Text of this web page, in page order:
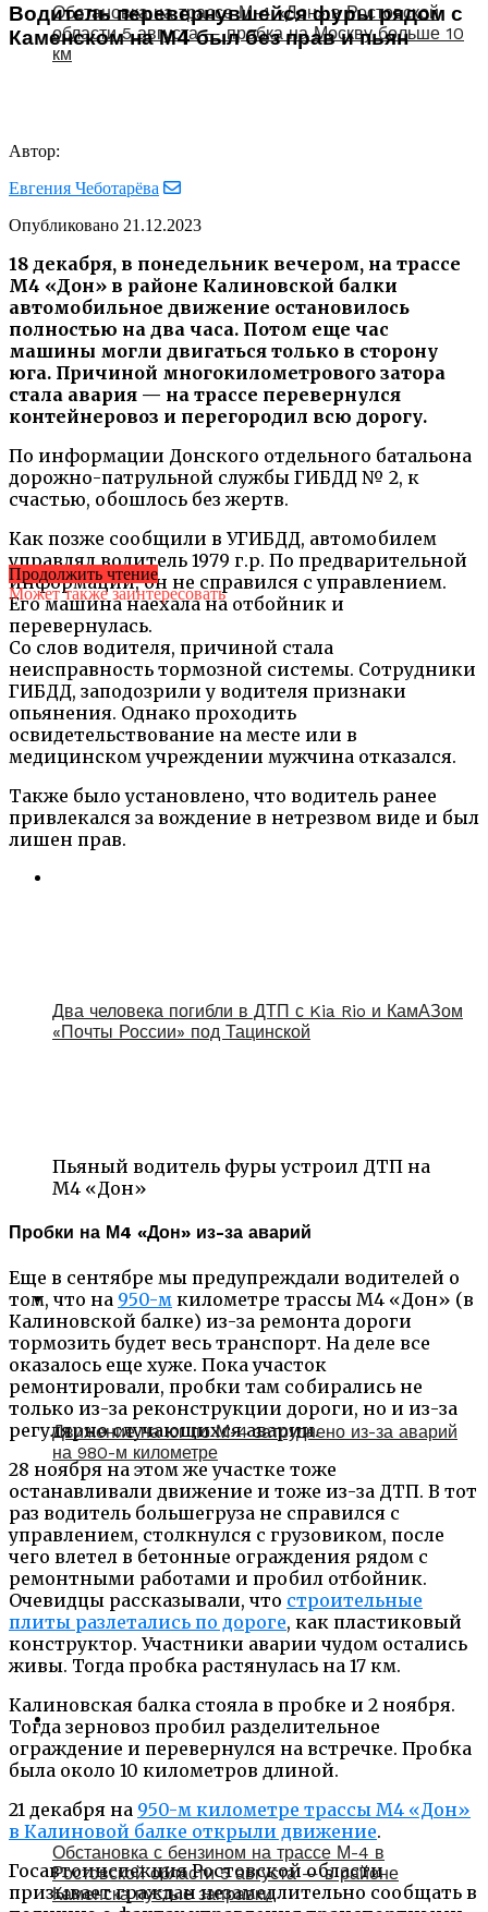
Обстановка на трассе М-4 «Дон» в Ростовской
области 5 августа — пробка на Москву больше 10
км
Водитель перевернувшейся фуры рядом с
Каменском на М4 был без прав и пьян
Автор:
Евгения Чеботарёва
Опубликовано 21.12.2023
18 декабря, в понедельник вечером, на трассе
М4 «Дон» в районе Калиновской балки
автомобильное движение остановилось
полностью на два часа. Потом еще час
машины могли двигаться только в сторону
юга. Причиной многокилометрового затора
стала авария — на трассе перевернулся
контейнеровоз и перегородил всю дорогу.
По информации Донского отдельного батальона
дорожно-патрульной службы ГИБДД № 2, к
счастью, обошлось без жертв.
Как позже сообщили в УГИБДД, автомобилем
управлял водитель 1979 г.р. По предварительной
информации, он не справился с управлением.
Его машина наехала на отбойник и
перевернулась.
Со слов водителя, причиной стала
неисправность тормозной системы. Сотрудники
ГИБДД, заподозрили у водителя признаки
опьянения. Однако проходить
освидетельствование на месте или в
медицинском учреждении мужчина отказался.
Также было установлено, что водитель ранее
привлекался за вождение в нетрезвом виде и был
лишен прав.
Пьяный водитель фуры устроил ДТП на
М4 «Дон»
Пробки на М4 «Дон» из-за аварий
Еще в сентябре мы предупреждали водителей о
том, что на 950-м километре трассы М4 «Дон» (в
Калиновской балке) из-за ремонта дороги
тормозить будет весь транспорт. На деле все
оказалось еще хуже. Пока участок
ремонтировали, пробки там собирались не
только из-за реконструкции дороги, но и из-за
регулярно случающихся аварии.
28 ноября на этом же участке тоже
останавливали движение и тоже из-за ДТП. В тот
раз водитель большегруза не справился с
управлением, столкнулся с грузовиком, после
чего влетел в бетонные ограждения рядом с
ремонтными работами и пробил отбойник.
Очевидцы рассказывали, что строительные
плиты разлетались по дороге, как пластиковый
конструктор. Участники аварии чудом остались
живы. Тогда пробка растянулась на 17 км.
Калиновская балка стояла в пробке и 2 ноября.
Тогда зерновоз пробил разделительное
ограждение и перевернулся на встречке. Пробка
была около 10 километров длиной.
21 декабря на 950-м километре трассы М4 «Дон»
в Калиновой балке открыли движение.
Госавтоинспекция Ростовской области
призывает граждан незамедлительно сообщать в
Продолжить чтение
Может также заинтересовать
Два человека погибли в ДТП с Kia Rio и КамАЗом
«Почты России» под Тацинской
Движение на юг по М-4 затруднено из-за аварий
на 980-м километре
Обстановка с бензином на трассе М-4 в
Ростовской области 5 августа — в районе
Каменска пустые заправки